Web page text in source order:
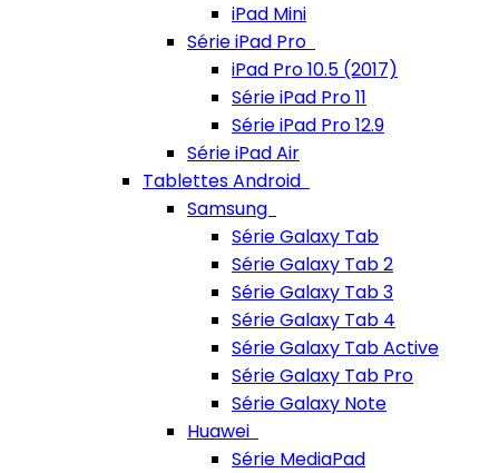
iPad Mini
Série iPad Pro
iPad Pro 10.5 (2017)
Série iPad Pro 11
Série iPad Pro 12.9
Série iPad Air
Tablettes Android
Samsung
Série Galaxy Tab
Série Galaxy Tab 2
Série Galaxy Tab 3
Série Galaxy Tab 4
Série Galaxy Tab Active
Série Galaxy Tab Pro
Série Galaxy Note
Huawei
Série MediaPad